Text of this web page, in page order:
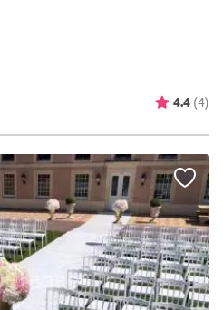
4.4 (4)